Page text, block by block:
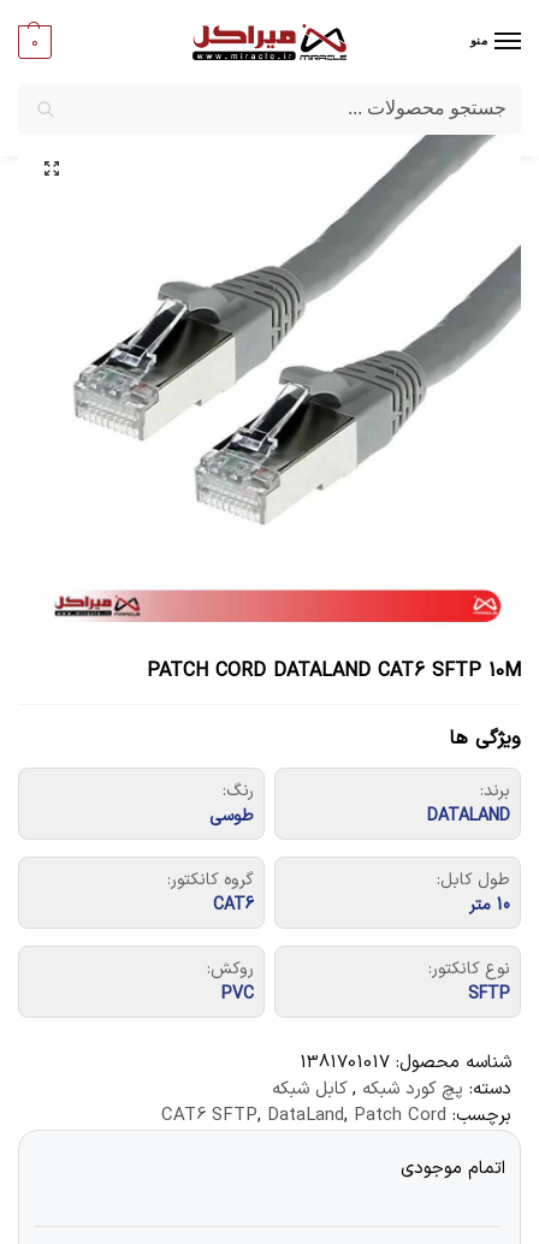
منو 0
میراکل/کامپیوتر/کابل/پچ کورد شبکه
PATCH CORD DATALAND CAT6 SFTP 10M
ویژگی ها
برند:
DATALAND
رنگ:
طوسی
طول کابل:
10 متر
گروه کانکتور:
CAT6
نوع کانکتور:
SFTP
روکش:
PVC
شناسه محصول: 1381701017
دسته: پچ کورد شبکه ,کابل شبکه
برچسب:
CAT6 SFTP, DataLand, Patch Cord
اتمام موجودی